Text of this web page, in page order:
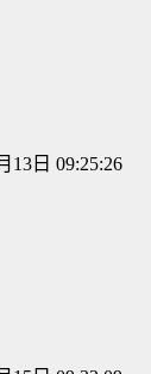
13日 09:25:26